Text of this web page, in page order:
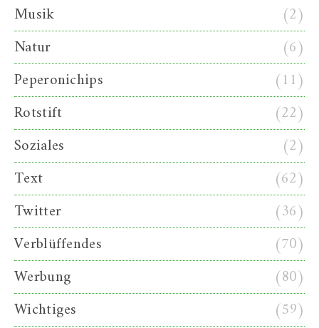
Musik
(2)
Natur
(6)
Peperonichips
(11)
Rotstift
(22)
Soziales
(2)
Text
(62)
Twitter
(36)
Verblüffendes
(70)
Werbung
(80)
Wichtiges
(59)